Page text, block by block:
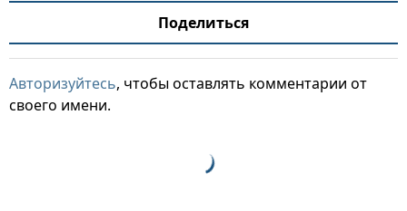
Поделиться
Авторизуйтесь, чтобы оставлять комментарии от
своего имени.